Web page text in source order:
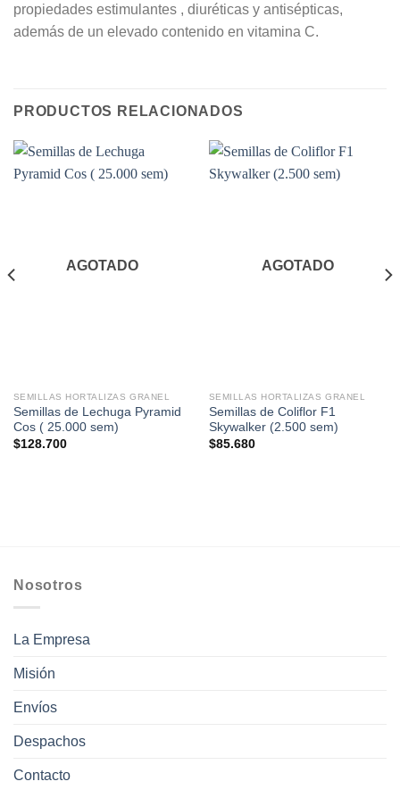
propiedades estimulantes , diuréticas y antisépticas,
además de un elevado contenido en vitamina C.
PRODUCTOS RELACIONADOS
AGOTADO
SEMILLAS HORTALIZAS GRANEL
Semillas de Lechuga Pyramid
Cos ( 25.000 sem)
$128.700
AGOTADO
SEMILLAS HORTALIZAS GRANEL
Semillas de Coliflor F1
Skywalker (2.500 sem)
$85.680
Nosotros
La Empresa
Misión
Envíos
Despachos
Contacto